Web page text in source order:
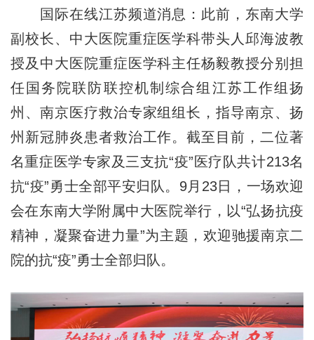
国际在线江苏频道消息：此前，东南大学
副校长、中大医院重症医学科带头人邱海波教
授及中大医院重症医学科主任杨毅教授分别担
任国务院联防联控机制综合组江苏工作组扬
州、南京医疗救治专家组组长，指导南京、扬
州新冠肺炎患者救治工作。截至目前，二位著
名重症医学专家及三支抗“疫”医疗队共计213名
抗“疫”勇士全部平安归队。9月23日，一场欢迎
会在东南大学附属中大医院举行，以“弘扬抗疫
精神，凝聚奋进力量”为主题，欢迎驰援南京二
院的抗“疫”勇士全部归队。